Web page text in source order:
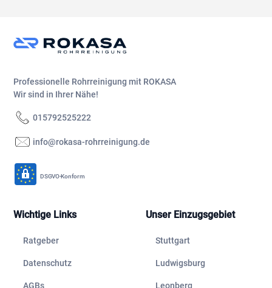
Professionelle Rohrreinigung mit ROKASA
Wir sind in Ihrer Nähe!
015792525222
info@rokasa-rohrreinigung.de
DSGVO-Konform
Wichtige Links
Ratgeber
Datenschutz
AGBs
Unser Einzugsgebiet
Stuttgart
Ludwigsburg
Leonberg